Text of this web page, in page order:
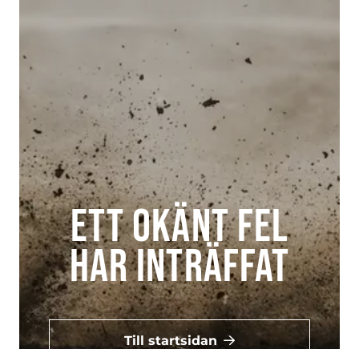
Ett okänt fel
har inträffat
Till startsidan